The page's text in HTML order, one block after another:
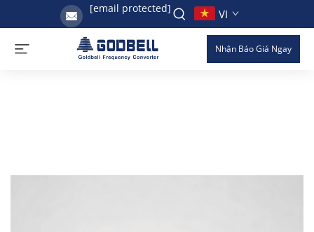
[email protected] VI
Nhận Báo Giá Ngay